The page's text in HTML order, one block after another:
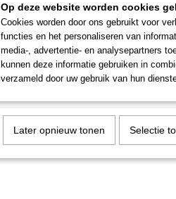
Döner en kapperszaak.
straten aantreft. De
inrichting worden
ramen iets te zien is.
Op deze website worden cookies
Cookies worden door ons gebruikt voor
functies en het personaliseren van
media-, advertentie- en analysepartners
kunnen deze informatie gebruiken in
verzameld door uw gebruik van hun
Later opnieuw tonen Selectie